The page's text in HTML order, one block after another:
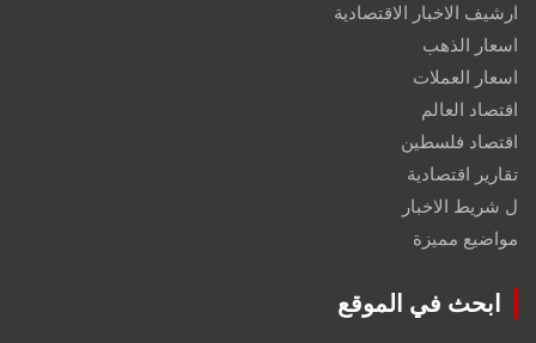
ارشيف الاخبار الاقتصادية
اسعار الذهب
اسعار العملات
اقتصاد العالم
اقتصاد فلسطين
تقارير اقتصادية
ل شريط الاخبار
مواضيع مميزة
ابحث في الموقع